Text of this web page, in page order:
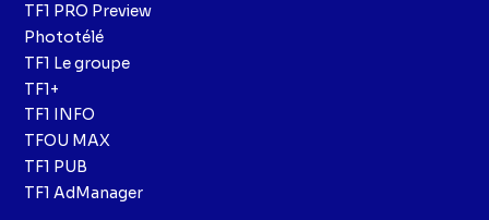
TF1 PRO Preview
Phototélé
TF1 Le groupe
TF1+
TF1 INFO
TFOU MAX
TF1 PUB
TF1 AdManager